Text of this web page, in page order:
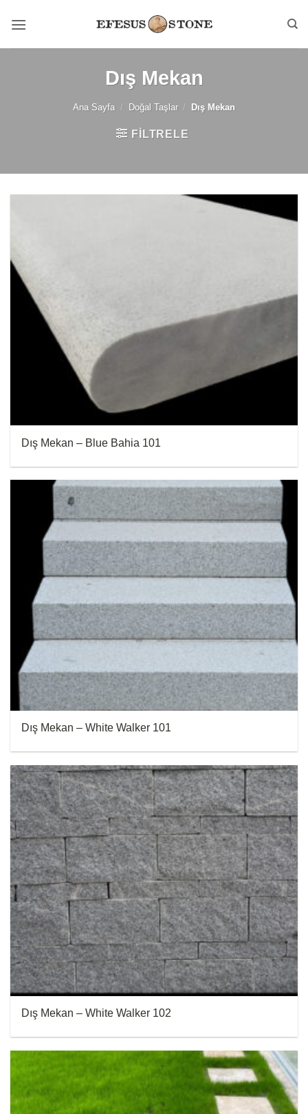
atla
Dış Mekan
Ana Sayfa / Doğal Taşlar / Dış Mekan
FILTRELE
Dış Mekan – Blue Bahia 101
Dış Mekan – White Walker 101
Dış Mekan – White Walker 102